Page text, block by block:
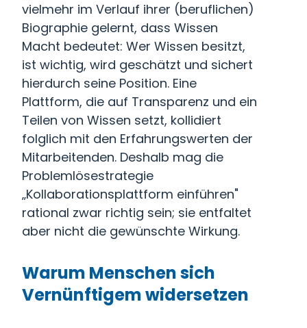
vielmehr im Verlauf ihrer (beruflichen)
Biographie gelernt, dass Wissen
Macht bedeutet: Wer Wissen besitzt,
ist wichtig, wird geschätzt und sichert
hierdurch seine Position. Eine
Plattform, die auf Transparenz und ein
Teilen von Wissen setzt, kollidiert
folglich mit den Erfahrungswerten der
Mitarbeitenden. Deshalb mag die
Problemlösestrategie
„Kollaborationsplattform einführen"
rational zwar richtig sein; sie entfaltet
aber nicht die gewünschte Wirkung.
Warum Menschen sich
Vernünftigem widersetzen